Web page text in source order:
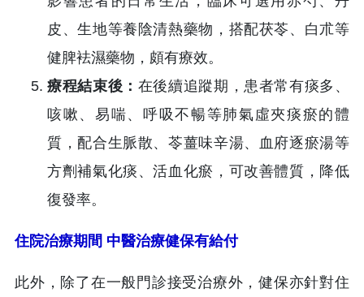
皮、生地等養陰清熱藥物，搭配茯苓、白朮等
健脾袪濕藥物，頗有療效。
療程結束後： 在後續追蹤期，患者常有痰多、
咳嗽、易喘、呼吸不暢等肺氣虛夾痰瘀的體
質，配合生脈散、苓薑味辛湯、血府逐瘀湯等
方劑補氣化痰、活血化瘀，可改善體質，降低
復發率。
住院治療期間 中醫治療健保有給付
此外，除了在一般門診接受治療外，健保亦針對住